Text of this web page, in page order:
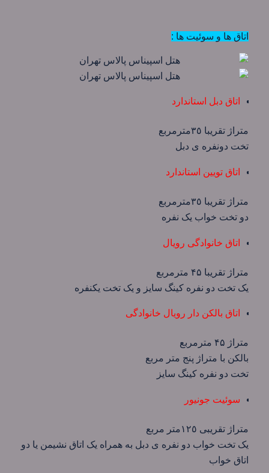
اتاق ها و سوئیت ها :
اتاق دبل استاندارد
متراژ تقریبا ٣٥مترمربع
تخت دونفره ی دبل
اتاق تویین استاندارد
متراژ تقریبا ٣٥مترمربع
دو تخت خواب یک نفره
اتاق خانوادگی رویال
متراژ تقریبا ۴۵ مترمربع
یک تخت دو نفره کینگ سایز و یک تخت یکنفره
اتاق بالکن دار رویال خانوادگی
متراژ ۴۵ مترمربع
بالکن با متراژ پنج متر مربع
تخت دو نفره کینگ سایز
سوئیت جونیور
متراژ تقریبی ١٢٥متر مربع
یک تخت خواب دو نفره ی دبل به همراه یک اتاق نشیمن یا دو
اتاق خواب